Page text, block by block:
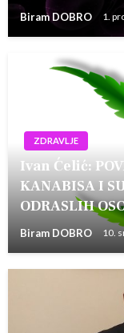
Biram DOBRO 1.
ZDRAVLJE
Ivan Ćelić:
KANABISA I
ODRASLIH
Biram DOBRO 10.